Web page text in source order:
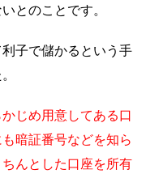
とのことです。
子で儲かるという手
じめ用意してある口
暗証番号などを知ら
んとした口座を所有